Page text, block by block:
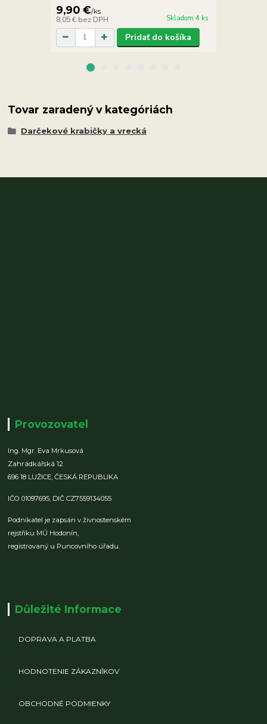
9,90 €/ks
8,05 € bez DPH Skladom 4 ks
Pridať do košíka
Tovar zaradený v kategóriách
Darčekové krabičky a vrecká
Provozovatel
Ing. Mgr. Eva Mrkusová
Zahrádkářská 12
696 18 LUŽICE,ČESKÁ REPUBLIKA
IČO 01097695, DIČ CZ7559134055
Podnikatel je zapsán v živnostenském
rejstříku MÚ Hodonín,
registrovaný u Puncovního úřadu.
Důležité Informace
DOPRAVA A PLATBA
HODNOTENIE ZÁKAZNÍKOV
OBCHODNÉ PODMIENKY